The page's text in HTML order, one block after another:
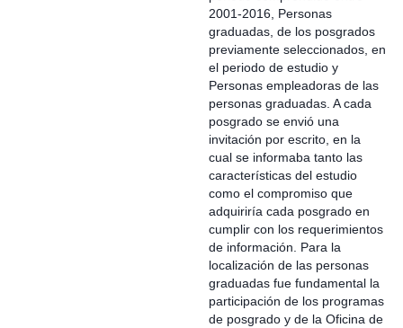
2001-2016, Personas
graduadas, de los posgrados
previamente seleccionados, en
el periodo de estudio y
Personas empleadoras de las
personas graduadas. A cada
posgrado se envió una
invitación por escrito, en la
cual se informaba tanto las
características del estudio
como el compromiso que
adquiriría cada posgrado en
cumplir con los requerimientos
de información. Para la
localización de las personas
graduadas fue fundamental la
participación de los programas
de posgrado y de la Oficina de